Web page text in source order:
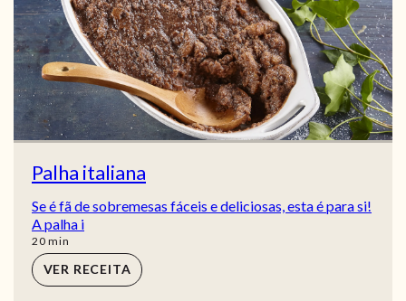
Palha italiana
Se é fã de sobremesas fáceis e deliciosas, esta é para si!
A palha i
20min
min
VER RECEITA